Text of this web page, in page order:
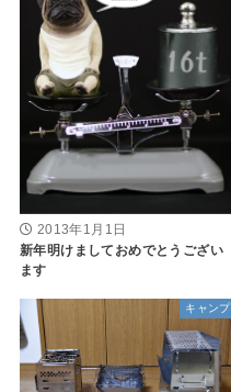
2013年1月1日
新年明けましておめでとうござい
ます
キャンプ